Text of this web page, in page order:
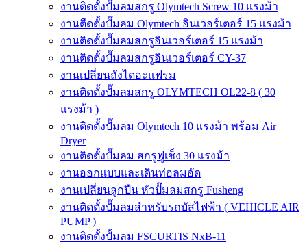
งานติดตั้งปั๊มลมสกรู Olymtech Screw 10 แรงม้า
งานตืดตั้งปั๊มลม Olymtech อินเวอร์เตอร์ 15 แรงม้า
งานติดตั้งปั๊มลมสกรูอินเวอร์เตอร์ 15 แรงม้า
งานติดตั้งปั๊มลมสกรูอินเวอร์เตอร์ CY-37
งานเปลี่ยนถังไดอะแฟรม
งานติดตั้งปั๊มลมสกรู OLYMTECH OL22-8 ( 30
แรงม้า )
งานติดตั้งปั๊มลม Olymtech 10 แรงม้า พร้อม Air
Dryer
งานติดตั้งปั๊มลม สกรูฟูเช็ง 30 แรงม้า
งานออกแบบและเดินท่อลมอัด
งานเปลี่ยนลูกปืน หัวปั๊มลมสกรู Fusheng
งานติดตั้งปั๊มลมสำหรับรถบัสไฟฟ้า ( VEHICLE AIR
PUMP )
งานติดตั้งปั้มลม FSCURTIS NxB-11